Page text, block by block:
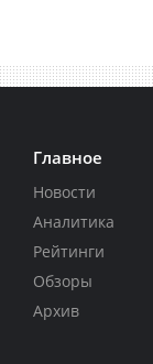
Главное
Новости
Аналитика
Рейтинги
Обзоры
Архив